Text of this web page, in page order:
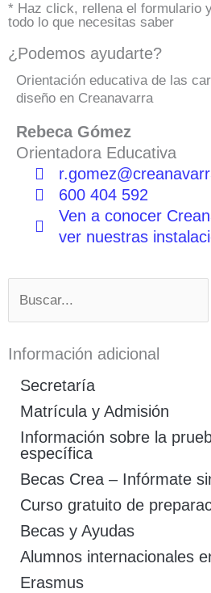
* Haz click, rellena el formulario
todo lo que necesitas saber
¿Podemos ayudarte?
Orientación educativa de las
diseño en Creanavarra
Rebeca Gómez
Orientadora Educativa
600 404 592
Ven a conocer
ver nuestras
Información adicional
Secretaría
Matrícula y Admisión
Información sobre la
específica
Becas Crea – Infórmate
Curso gratuito de
Becas y Ayudas
Alumnos internacionales
Erasmus